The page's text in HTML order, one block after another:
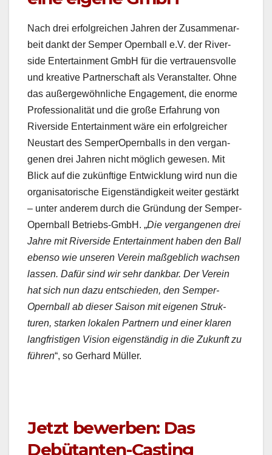
Nach drei erfol­gre­ichen Jahren der Zusam­me­nar­
beit dankt der Sem­per Opern­ball e.V. der River­
side Enter­tain­ment GmbH für die ver­trauensvolle
und kreative Part­ner­schaft als Ver­anstal­ter. Ohne
das außergewöhn­liche Engage­ment, die enorme
Pro­fes­sion­al­ität und die große Erfahrung von
River­side Enter­tain­ment wäre ein erfol­gre­ich­er
Neustart des Sem­per­Opern­balls in den ver­gan­
genen drei Jahren nicht möglich gewe­sen. Mit
Blick auf die zukün­ftige Entwick­lung wird nun die
organ­isatorische Eigen­ständigkeit weit­er gestärkt
– unter anderem durch die Grün­dung der Sem­per­
Opern­ball Betriebs-GmbH. „Die ver­gan­genen drei
Jahre mit River­side Enter­tain­ment haben den Ball
eben­so wie unseren Vere­in maßge­blich wach­sen
lassen. Dafür sind wir sehr dankbar. Der Vere­in
hat sich nun dazu entsch­ieden, den Sem­per­
Opern­ball ab dieser Sai­son mit eige­nen Struk­
turen, starken lokalen Part­nern und ein­er klaren
langfristi­gen Vision eigen­ständig in die Zukun­ft zu
führen“, so Ger­hard Müller.
Jetzt bewerben: Das
Debütanten-Casting